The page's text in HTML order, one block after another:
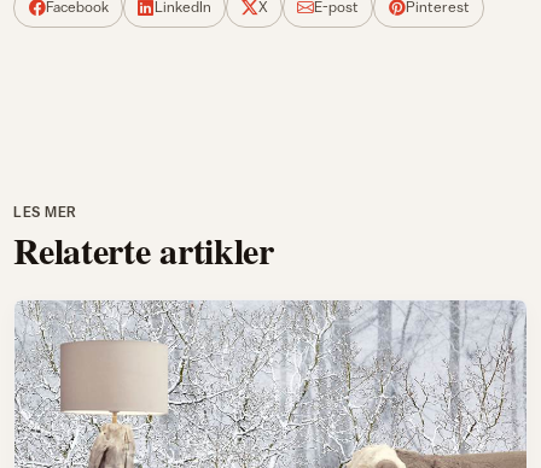
Facebook LinkedIn X E-post Pinterest
LES MER
Relaterte artikler